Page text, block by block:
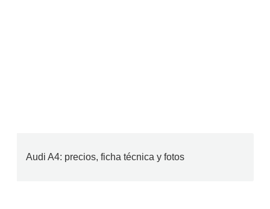
Audi A4: precios, ficha técnica y fotos